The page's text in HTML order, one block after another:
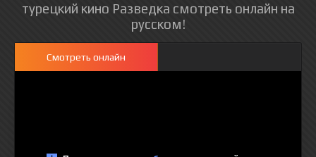
турецкий кино Разведка смотреть онлайн на
русском!
Смотреть онлайн